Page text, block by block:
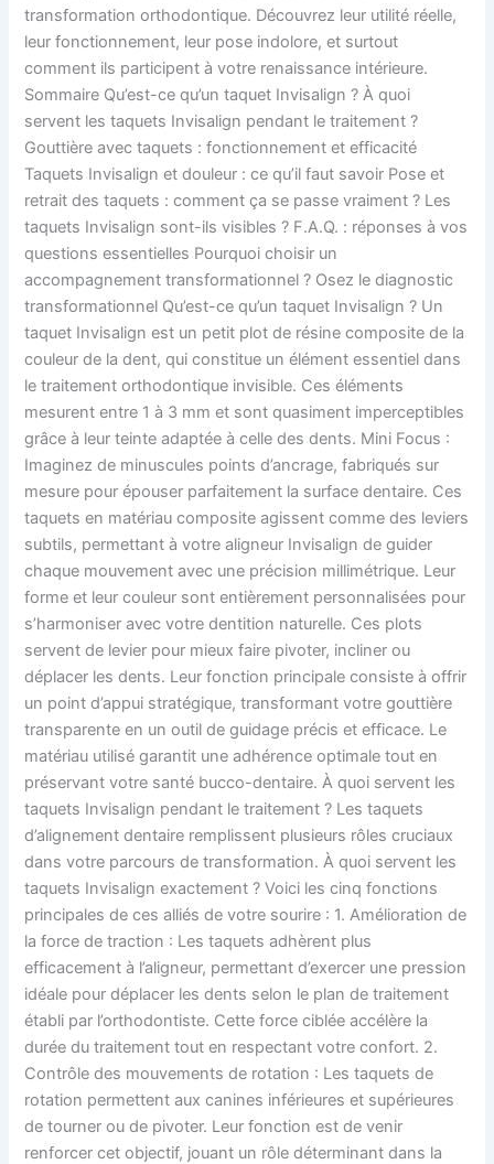
transformation orthodontique. Découvrez leur utilité réelle,
leur fonctionnement, leur pose indolore, et surtout
comment ils participent à votre renaissance intérieure.
Sommaire Qu’est-ce qu’un taquet Invisalign ? À quoi
servent les taquets Invisalign pendant le traitement ?
Gouttière avec taquets : fonctionnement et efficacité
Taquets Invisalign et douleur : ce qu’il faut savoir Pose et
retrait des taquets : comment ça se passe vraiment ? Les
taquets Invisalign sont-ils visibles ? F.A.Q. : réponses à vos
questions essentielles Pourquoi choisir un
accompagnement transformationnel ? Osez le diagnostic
transformationnel Qu’est-ce qu’un taquet Invisalign ? Un
taquet Invisalign est un petit plot de résine composite de la
couleur de la dent, qui constitue un élément essentiel dans
le traitement orthodontique invisible. Ces éléments
mesurent entre 1 à 3 mm et sont quasiment imperceptibles
grâce à leur teinte adaptée à celle des dents. Mini Focus :
Imaginez de minuscules points d’ancrage, fabriqués sur
mesure pour épouser parfaitement la surface dentaire. Ces
taquets en matériau composite agissent comme des leviers
subtils, permettant à votre aligneur Invisalign de guider
chaque mouvement avec une précision millimétrique. Leur
forme et leur couleur sont entièrement personnalisées pour
s’harmoniser avec votre dentition naturelle. Ces plots
servent de levier pour mieux faire pivoter, incliner ou
déplacer les dents. Leur fonction principale consiste à offrir
un point d’appui stratégique, transformant votre gouttière
transparente en un outil de guidage précis et efficace. Le
matériau utilisé garantit une adhérence optimale tout en
préservant votre santé bucco-dentaire. À quoi servent les
taquets Invisalign pendant le traitement ? Les taquets
d’alignement dentaire remplissent plusieurs rôles cruciaux
dans votre parcours de transformation. À quoi servent les
taquets Invisalign exactement ? Voici les cinq fonctions
principales de ces alliés de votre sourire : 1. Amélioration de
la force de traction : Les taquets adhèrent plus
efficacement à l’aligneur, permettant d’exercer une pression
idéale pour déplacer les dents selon le plan de traitement
établi par l’orthodontiste. Cette force ciblée accélère la
durée du traitement tout en respectant votre confort. 2.
Contrôle des mouvements de rotation : Les taquets de
rotation permettent aux canines inférieures et supérieures
de tourner ou de pivoter. Leur fonction est de venir
renforcer cet objectif, jouant un rôle déterminant dans la